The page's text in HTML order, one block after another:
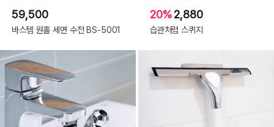
59,500
바스템 원홀 세면 수전 BS-5001
20%2,880
습관처럼 스퀴지